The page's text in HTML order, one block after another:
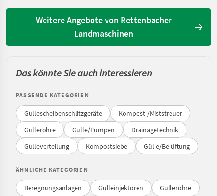
Weitere Angebote von Rettenbacher
Landmaschinen
Das könnte Sie auch interessieren
PASSENDE KATEGORIEN
Güllescheibenschlitzgeräte
Kompost-/Miststreuer
Güllerohre
Gülle/Pumpen
Drainagetechnik
Gülleverteilung
Kompostsiebe Gülle/Belüftung
ÄHNLICHE KATEGORIEN
Beregnungsanlagen Gülleinjektoren
Güllerohre